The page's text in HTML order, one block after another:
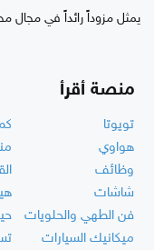
يمثل مزوداً رائداً في مجال
منصة أقرأ
تويوتا
هواوي
وظائف
شاشات
فن الطهي والحلويات
ميكانيك السيارات